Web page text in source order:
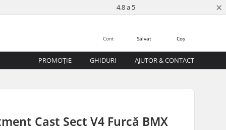
4.8 a 5 ×
Coș
Salvat
Cont
PROMOȚIE GHIDURI AJUTOR & CONTACT
Cast Sect V4 Furcă BMX